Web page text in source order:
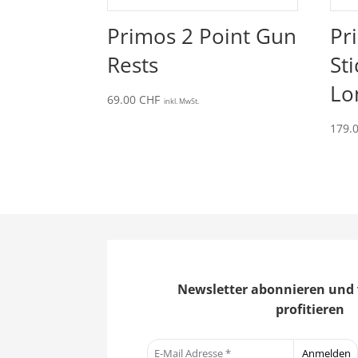
Primos 2 Point Gun
Rests
69.00 CHF inkl. MwSt.
Newsletter abonnieren und
profitieren